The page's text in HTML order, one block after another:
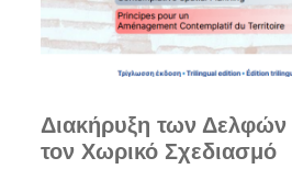
Διακήρυξη των Δελφών
τον Χωρικό Σχεδιασμό